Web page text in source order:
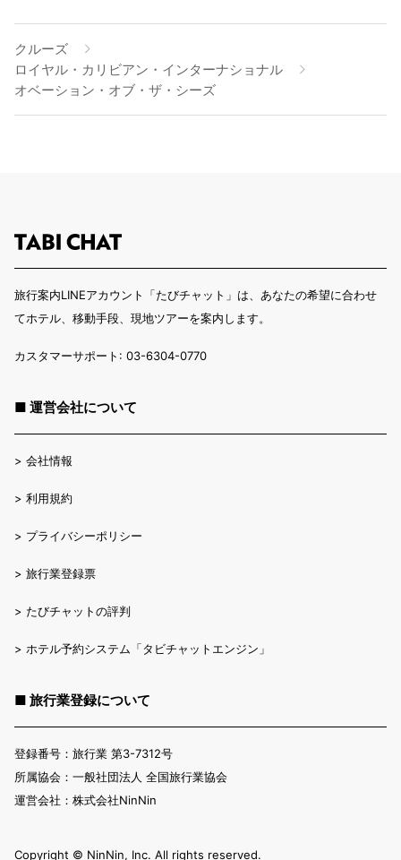
クルーズ
ロイヤル・カリビアン・インターナショナル
オベーション・オブ・ザ・シーズ
旅行案内LINEアカウント「たびチャット」は、あなたの希望に合わせ
てホテル、移動手段、現地ツアーを案内します。
カスタマーサポート: 03-6304-0770
■ 運営会社について
> 会社情報
> 利用規約
> プライバシーポリシー
> 旅行業登録票
> たびチャットの評判
> ホテル予約システム「タビチャットエンジン」
■ 旅行業登録について
登録番号：旅行業 第3-7312号
所属協会：一般社団法人 全国旅行業協会
運営会社：株式会社NinNin
Copyright ©︎ NinNin, Inc. All rights reserved.